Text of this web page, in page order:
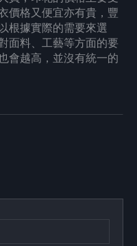
價格又便宜亦有貴，豐
根據實際的需要來選
面料、工藝等方面的要
會越高，並沒有統一的